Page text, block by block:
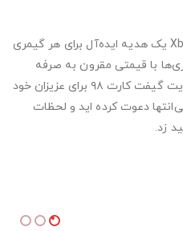
گیفت کارت Xbox Game Pass Core یک هدیه ایده‌آل برای هر گیمری
با قیمتی مقرون به صرفه
از سایت گیفت کارت ۹۸ برای عزیزان خود
دعوت کرده اید و لحظات
زد.